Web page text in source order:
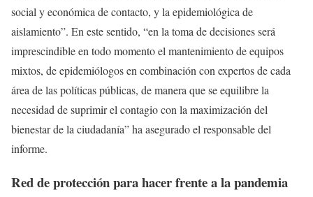
social y económica de contacto, y la epidemiológica de
aislamiento”. En este sentido, “en la toma de decisiones será
imprescindible en todo momento el mantenimiento de equipos
mixtos, de epidemiólogos en combinación con expertos de cada
área de las políticas públicas, de manera que se equilibre la
necesidad de suprimir el contagio con la maximización del
bienestar de la ciudadanía” ha asegurado el responsable del
informe.
Red de protección para hacer frente a la pandemia